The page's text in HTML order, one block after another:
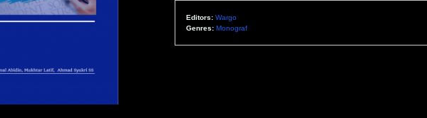
Editors: Wargo
Genres: Monograf